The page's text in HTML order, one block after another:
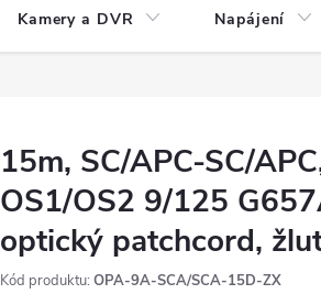
Kamery a DVR Napájení
15m, SC/APC-SC/
OS1/OS2 9/125
optický patchcord,
Kód produktu: OPA-9A-SCA/SCA-15D-ZX